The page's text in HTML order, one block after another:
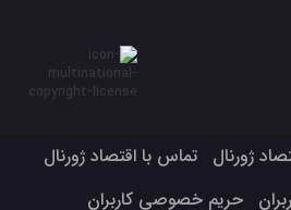
ژورنال
تماس با اقتصاد ژورنال
حریم خصوصی کاربران